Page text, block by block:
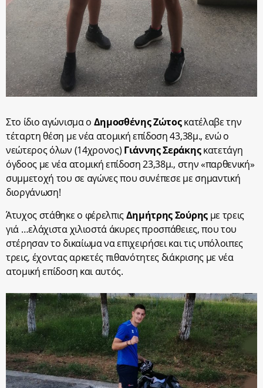
Στο ίδιο αγώνισμα ο Δημοσθένης Ζώτοςκατέλαβε την
τέταρτη θέση με νέα ατομική επίδοση 43,38μ., ενώ ο
νεώτερος όλων (14χρονος) Γιάννης Σεράκηςκατετάγη
όγδοος με νέα ατομική επίδοση 23,38μ., στην «παρθενική»
συμμετοχή του σε αγώνες που συνέπεσε με σημαντική
διοργάνωση!
Άτυχος στάθηκε ο φέρελπιςΔημήτρης Σούρηςμε τρεις
γιά …ελάχιστα χιλιοστά άκυρες προσπάθειες, που του
στέρησαν το δικαίωμα να επιχειρήσει και τις υπόλοιπες
τρεις, έχοντας αρκετές πιθανότητες διάκρισης με νέα
ατομική επίδοση και αυτός.